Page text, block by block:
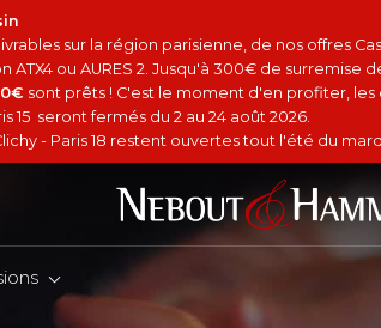
sur la région parisienne, de nos offres
ou AURES 2. Jusqu'à 300€ de surremise
sont prêts ! C'est le moment d'en profiter,
15 seront fermés du 2 au 24 août 2026.
- Paris 18 restent ouvertes tout l'été du